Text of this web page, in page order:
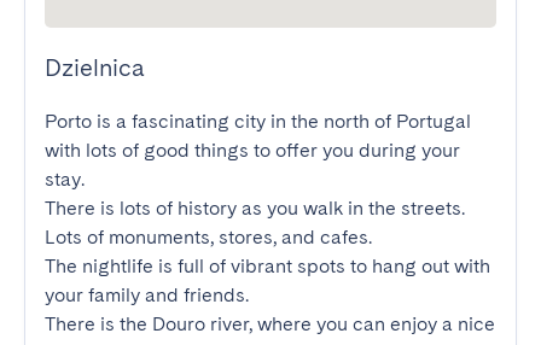
Dzielnica
Porto is a fascinating city in the north of Portugal
with lots of good things to offer you during your
stay.
There is lots of history as you walk in the streets.
Lots of monuments, stores, and cafes.
The nightlife is full of vibrant spots to hang out with
your family and friends.
There is the Douro river, where you can enjoy a nice